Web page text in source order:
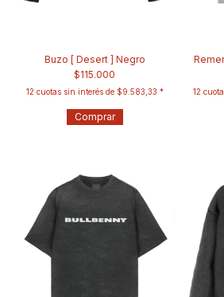
Buzo [ Desert ] Negro
$115.000
12 cuotas sin interés de $9.583,33
Comprar
12